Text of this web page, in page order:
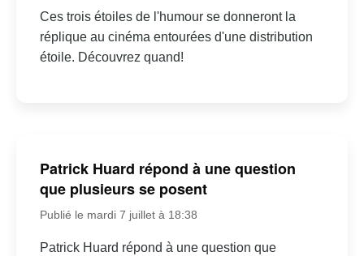
Ces trois étoiles de l'humour se donneront la
réplique au cinéma entourées d'une distribution
étoile. Découvrez quand!
Patrick Huard répond à une question
que plusieurs se posent
Publié le mardi 7 juillet à 18:38
Patrick Huard répond à une question que